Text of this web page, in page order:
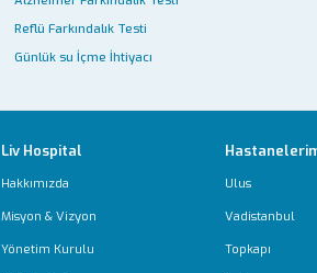
Reflü Farkındalık Testi
Günlük su İçme İhtiyacı
Liv Hospital
Hakkımızda
Misyon & Vizyon
Yönetim Kurulu
Ulus
Vadistanbul
Topkapı